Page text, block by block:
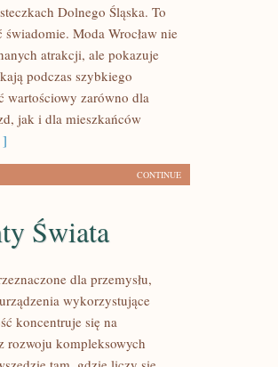
Dolnego Śląska. To
Moda Wrocław nie
atrakcji, ale pokazuje
podczas szybkiego
wartościowy zarówno dla
jak i dla mieszkańców
]
CONTINUE
Świata
dla przemysłu,
wykorzystujące
koncentruje się na
rozwoju kompleksowych